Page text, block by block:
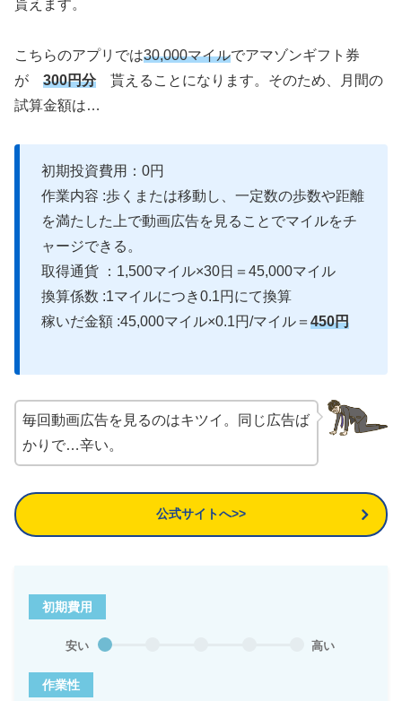
貰えます。
こちらのアプリでは30,000マイルでアマゾンギフト券
が 300円分貰えることになります。そのため、月間の
試算金額は…
初期投資費用：0円
作業内容 :歩くまたは移動し、一定数の歩数や距離
を満たした上で動画広告を見ることでマイルをチ
ャージできる。
取得通貨 ：1,500マイル×30日＝45,000マイル
換算係数 :1マイルにつき0.1円にて換算
稼いだ金額 :45,000マイル×0.1円/マイル＝ 450円
毎回動画広告を見るのはキツイ。同じ広告ば
かりで…辛い。
公式サイトへ>>
初期費用
安い 高い
作業性